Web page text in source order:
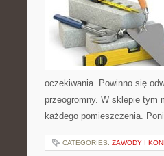
oczekiwania. Powinno się
przeogromny. W sklepie tym
każdego pomieszczenia.
CATEGORIES: ZAWODY I